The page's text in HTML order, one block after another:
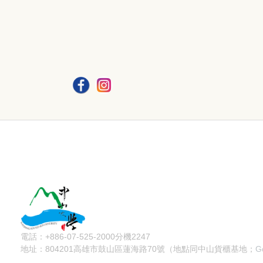
電話：+886-07-525-2000分機2247
地址：804201高雄市鼓山區蓮海路70號（地點同中山貨櫃基地；